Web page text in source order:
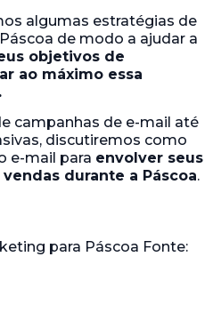
algumas estratégias de
de modo a ajudar a
objetivos de
ao máximo essa
campanhas de e-mail até
discutiremos como
e-mail para envolver seus
durante a Páscoa.